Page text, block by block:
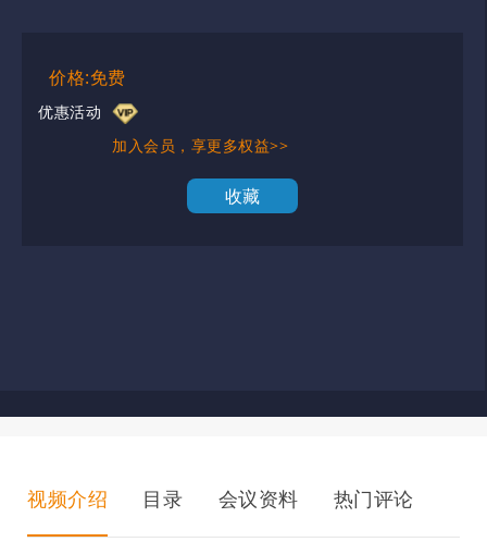
价格:免费
优惠活动
加入会员，享更多权益>>
收藏
视频介绍 目录 会议资料 热门评论